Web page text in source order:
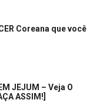
Coreana que você
JEJUM – Veja O
ASSIM!]